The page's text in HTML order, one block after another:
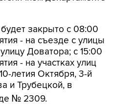
закрыто с 08:00
- на съезде с улицы
Доватора; с 15:00
- на участках улиц
летия Октября, 3-й
и Трубецкой, в
№ 2309.